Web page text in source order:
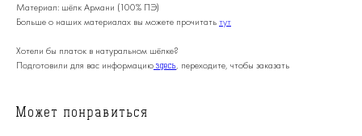
Материал: шёлк Армани (100% ПЭ)
Больше о наших материалах вы можете прочитатьтут
Хотели бы платок в натуральном шёлке?
Подготовили для вас информацию здесь, переходите, чтобы заказать
Может понравиться